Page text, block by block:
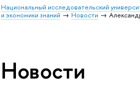
Национальный исследовательский
и экономики знаний
Новости
Новости